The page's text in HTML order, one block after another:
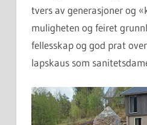
tvers av generasjoner og
muligheten og feiret
fellesskap og god prat
lapskaus som